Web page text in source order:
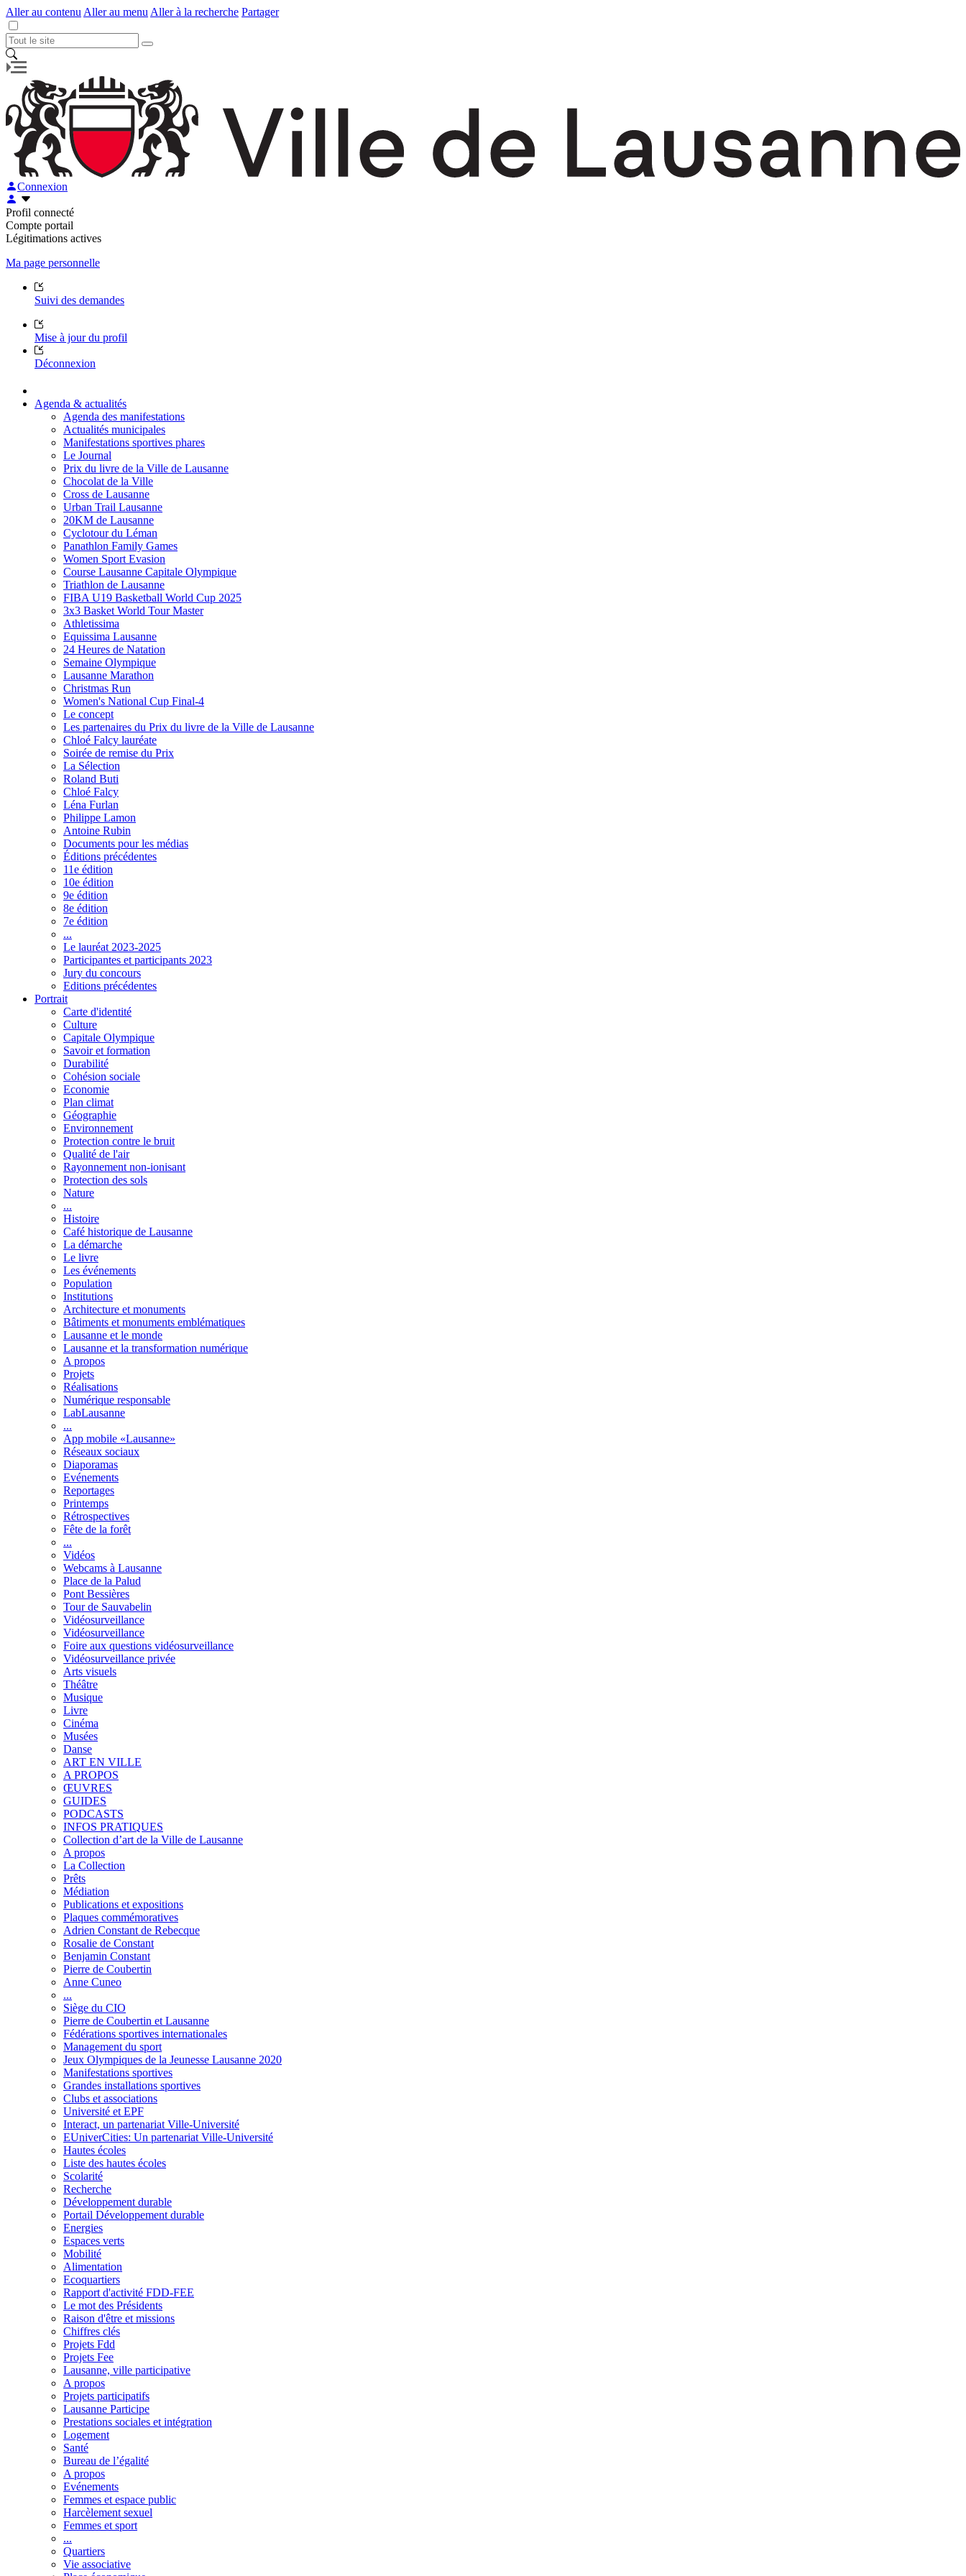
Aller au contenu Aller au menu Aller à la recherche Partager
Connexion
Profil connecté
Compte portail
Légitimations actives
Ma page personnelle
Suivi des demandes
Mise à jour du profil
Déconnexion
Agenda & actualités
Agenda des manifestations
Actualités municipales
Manifestations sportives phares
Le Journal
Prix du livre de la Ville de Lausanne
Chocolat de la Ville
Cross de Lausanne
Urban Trail Lausanne
20KM de Lausanne
Cyclotour du Léman
Panathlon Family Games
Women Sport Evasion
Course Lausanne Capitale Olympique
Triathlon de Lausanne
FIBA U19 Basketball World Cup 2025
3x3 Basket World Tour Master
Athletissima
Equissima Lausanne
24 Heures de Natation
Semaine Olympique
Lausanne Marathon
Christmas Run
Women's National Cup Final-4
Le concept
Les partenaires du Prix du livre de la Ville de Lausanne
Chloé Falcy lauréate
Soirée de remise du Prix
La Sélection
Roland Buti
Chloé Falcy
Léna Furlan
Philippe Lamon
Antoine Rubin
Documents pour les médias
Éditions précédentes
11e édition
10e édition
9e édition
8e édition
7e édition
...
Le lauréat 2023-2025
Participantes et participants 2023
Jury du concours
Editions précédentes
Portrait
Carte d'identité
Culture
Capitale Olympique
Savoir et formation
Durabilité
Cohésion sociale
Economie
Plan climat
Géographie
Environnement
Protection contre le bruit
Qualité de l'air
Rayonnement non-ionisant
Protection des sols
Nature
...
Histoire
Café historique de Lausanne
La démarche
Le livre
Les événements
Population
Institutions
Architecture et monuments
Bâtiments et monuments emblématiques
Lausanne et le monde
Lausanne et la transformation numérique
A propos
Projets
Réalisations
Numérique responsable
LabLausanne
...
App mobile «Lausanne»
Réseaux sociaux
Diaporamas
Evénements
Reportages
Printemps
Rétrospectives
Fête de la forêt
...
Vidéos
Webcams à Lausanne
Place de la Palud
Pont Bessières
Tour de Sauvabelin
Vidéosurveillance
Vidéosurveillance
Foire aux questions vidéosurveillance
Vidéosurveillance privée
Arts visuels
Théâtre
Musique
Livre
Cinéma
Musées
Danse
ART EN VILLE
A PROPOS
ŒUVRES
GUIDES
PODCASTS
INFOS PRATIQUES
Collection d’art de la Ville de Lausanne
A propos
La Collection
Prêts
Médiation
Publications et expositions
Plaques commémoratives
Adrien Constant de Rebecque
Rosalie de Constant
Benjamin Constant
Pierre de Coubertin
Anne Cuneo
...
Siège du CIO
Pierre de Coubertin et Lausanne
Fédérations sportives internationales
Management du sport
Jeux Olympiques de la Jeunesse Lausanne 2020
Manifestations sportives
Grandes installations sportives
Clubs et associations
Université et EPF
Interact, un partenariat Ville-Université
EUniverCities: Un partenariat Ville-Université
Hautes écoles
Liste des hautes écoles
Scolarité
Recherche
Développement durable
Portail Développement durable
Energies
Espaces verts
Mobilité
Alimentation
Ecoquartiers
Rapport d'activité FDD-FEE
Le mot des Présidents
Raison d'être et missions
Chiffres clés
Projets Fdd
Projets Fee
Lausanne, ville participative
A propos
Projets participatifs
Lausanne Participe
Prestations sociales et intégration
Logement
Santé
Bureau de l’égalité
A propos
Evénements
Femmes et espace public
Harcèlement sexuel
Femmes et sport
...
Quartiers
Vie associative